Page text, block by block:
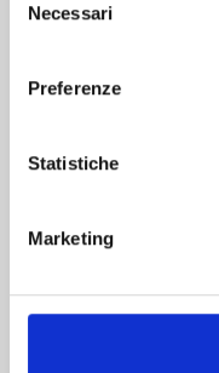
delNecessari
Preferenze
Statistiche
Marketing